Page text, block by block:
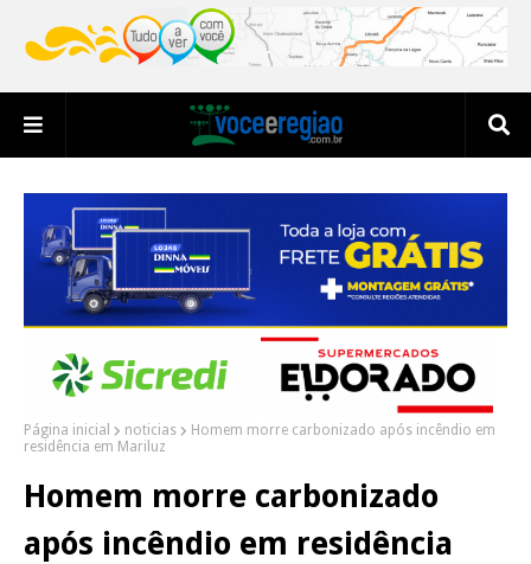
Página inicial noticias
Homem morre carbonizado após incêndio em
residência em Mariluz
Homem morre carbonizado
após incêndio em residência